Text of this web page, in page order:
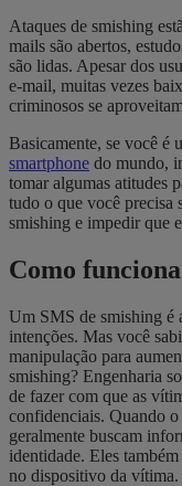
Ataques de smishing
mails são abertos,
são lidas. Apesar dos
e-mail, muitas vezes
criminosos se
Basicamente, se você é
smartphone do mundo,
tomar algumas atitudes
tudo o que você precisa
smishing e impedir que
Como
Um SMS de smishing é
intenções. Mas você
manipulação para
smishing? Engenharia
de fazer com que as
confidenciais. Quando
geralmente buscam
identidade. Eles
no dispositivo da vítima.